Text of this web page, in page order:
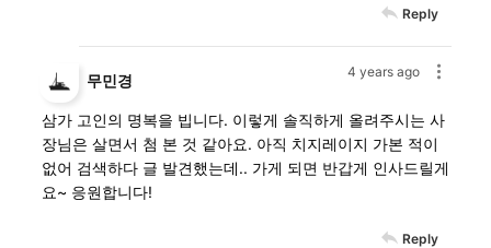
Reply
4 years ago
무민경
삼가 고인의 명복을 빕니다. 이렇게 솔직하게 올려주시는 사
장님은 살면서 첨 본 것 같아요. 아직 치지레이지 가본 적이
없어 검색하다 글 발견했는데.. 가게 되면 반갑게 인사드릴게
요~ 응원합니다!
Reply